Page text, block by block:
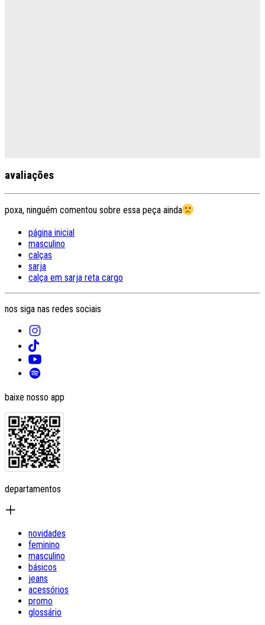
avaliações
poxa, ninguém comentou sobre essa peça ainda
página inicial
masculino
calças
sarja
calça em sarja reta cargo
nos siga nas redes sociais
baixe nosso app
departamentos
novidades
feminino
masculino
básicos
jeans
acessórios
promo
glossário